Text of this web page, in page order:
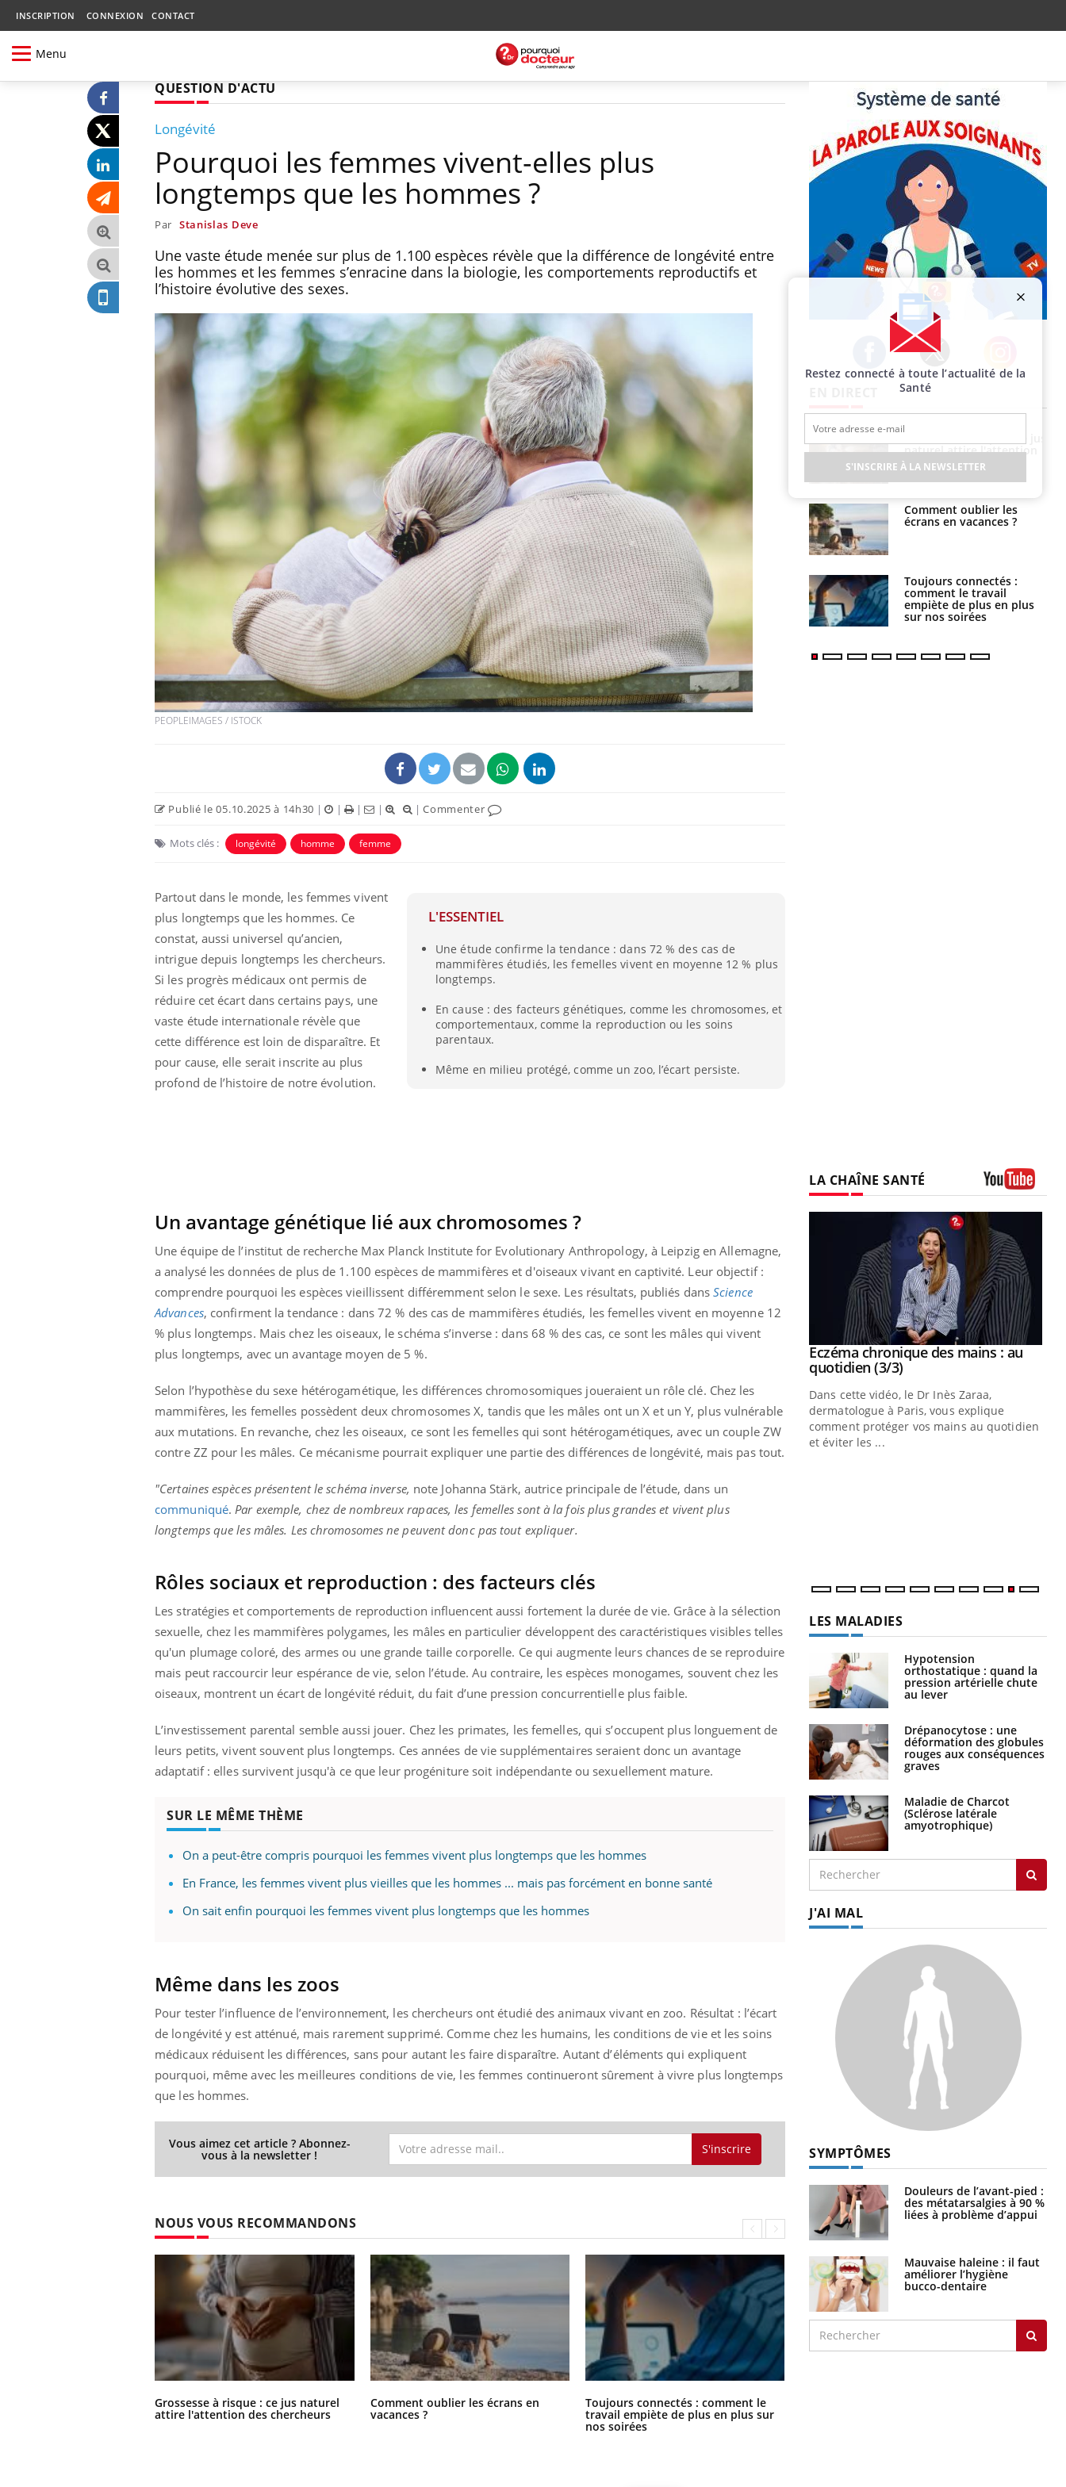
INSCRIPTION CONNEXION CONTACT
Menu
QUESTION D'ACTU
Longévité
Pourquoi les femmes vivent-elles plus
longtemps que les hommes ?
Par Stanislas Deve
Une vaste étude menée sur plus de 1.100 espèces révèle que la différence de longévité entre
les hommes et les femmes s’enracine dans la biologie, les comportements reproductifs et
l’histoire évolutive des sexes.
PEOPLEIMAGES / ISTOCK
Publié le 05.10.2025 à 14h30 | | | | |Commenter
Mots clés : longévité homme femme
L'ESSENTIEL
Une étude confirme la tendance : dans 72 % des cas de
mammifères étudiés, les femelles vivent en moyenne 12 % plus
longtemps.
En cause : des facteurs génétiques, comme les chromosomes, et
comportementaux, comme la reproduction ou les soins
parentaux.
Même en milieu protégé, comme un zoo, l’écart persiste.
Partout dans le monde, les femmes vivent
plus longtemps que les hommes. Ce
constat, aussi universel qu’ancien,
intrigue depuis longtemps les chercheurs.
Si les progrès médicaux ont permis de
réduire cet écart dans certains pays, une
vaste étude internationale révèle que
cette différence est loin de disparaître. Et
pour cause, elle serait inscrite au plus
profond de l’histoire de notre évolution.
Un avantage génétique lié aux chromosomes ?
Une équipe de l’institut de recherche Max Planck Institute for Evolutionary Anthropology, à Leipzig en Allemagne,
a analysé les données de plus de 1.100 espèces de mammifères et d'oiseaux vivant en captivité. Leur objectif :
comprendre pourquoi les espèces vieillissent différemment selon le sexe. Les résultats, publiés dansScience
Advances, confirment la tendance : dans 72 % des cas de mammifères étudiés, les femelles vivent en moyenne 12
% plus longtemps. Mais chez les oiseaux, le schéma s’inverse : dans 68 % des cas, ce sont les mâles qui vivent
plus longtemps, avec un avantage moyen de 5 %.
Selon l’hypothèse du sexe hétérogamétique, les différences chromosomiques joueraient un rôle clé. Chez les
mammifères, les femelles possèdent deux chromosomes X, tandis que les mâles ont un X et un Y, plus vulnérable
aux mutations. En revanche, chez les oiseaux, ce sont les femelles qui sont hétérogamétiques, avec un couple ZW
contre ZZ pour les mâles. Ce mécanisme pourrait expliquer une partie des différences de longévité, mais pas tout.
"Certaines espèces présentent le schéma inverse, note Johanna Stärk, autrice principale de l’étude, dans un
communiqué. Par exemple, chez de nombreux rapaces, les femelles sont à la fois plus grandes et vivent plus
longtemps que les mâles. Les chromosomes ne peuvent donc pas tout expliquer.
Rôles sociaux et reproduction : des facteurs clés
Les stratégies et comportements de reproduction influencent aussi fortement la durée de vie. Grâce à la sélection
sexuelle, chez les mammifères polygames, les mâles en particulier développent des caractéristiques visibles telles
qu'un plumage coloré, des armes ou une grande taille corporelle. Ce qui augmente leurs chances de se reproduire
mais peut raccourcir leur espérance de vie, selon l’étude. Au contraire, les espèces monogames, souvent chez les
oiseaux, montrent un écart de longévité réduit, du fait d’une pression concurrentielle plus faible.
L’investissement parental semble aussi jouer. Chez les primates, les femelles, qui s’occupent plus longuement de
leurs petits, vivent souvent plus longtemps. Ces années de vie supplémentaires seraient donc un avantage
adaptatif : elles survivent jusqu'à ce que leur progéniture soit indépendante ou sexuellement mature.
SUR LE MÊME THÈME
On a peut-être compris pourquoi les femmes vivent plus longtemps que les hommes
En France, les femmes vivent plus vieilles que les hommes ... mais pas forcément en bonne santé
On sait enfin pourquoi les femmes vivent plus longtemps que les hommes
Même dans les zoos
Pour tester l’influence de l’environnement, les chercheurs ont étudié des animaux vivant en zoo. Résultat : l’écart
de longévité y est atténué, mais rarement supprimé. Comme chez les humains, les conditions de vie et les soins
médicaux réduisent les différences, sans pour autant les faire disparaître. Autant d’éléments qui expliquent
pourquoi, même avec les meilleures conditions de vie, les femmes continueront sûrement à vivre plus longtemps
que les hommes.
Vous aimez cet article ? Abonnez-
vous à la newsletter ! S'inscrire
NOUS VOUS RECOMMANDONS
Grossesse à risque : ce jus naturel
attire l'attention des chercheurs
Comment oublier les écrans en
vacances ?
Toujours connectés : comment le
travail empiète de plus en plus sur
nos soirées
Facebook Twitter Instagram
naturel attire l'attention
des chercheurs
Comment oublier les
écrans en vacances ?
Toujours connectés :
comment le travail
empiète de plus en plus
sur nos soirées
LA CHAÎNE SANTÉ
Un « jumeau numérique » pour
faciliter l’accès à la médecine
préventive Youtube
Un établissement lié à un groupe
mutualiste innove en matière de bilan de
numérique » permet ...
Youtube
COUP DE FOOD sur le diabète
nouveau rendez-vous culinaire qui
bouscule les idées reçues ! Dans cet
épisode, une ...
"Les rendez-vous de la santé et de la
qualité de vie au travail" de Pourquoi
Docteur reçoivent Régis Blugeon, DRH et
directeur ...
Youtube
Eczéma chronique des mains : au
quotidien (3/3)Youtube
Dans cette vidéo, le Dr Inès Zaraa,
dermatologue à Paris, vous explique
comment protéger vos mains au quotidien
et éviter les ...
LES MALADIES
Hypotension
orthostatique : quand la
pression artérielle chute
au lever
Drépanocytose : une
déformation des globules
rouges aux conséquences
graves
Maladie de Charcot
(Sclérose latérale
amyotrophique)
J'AI MAL
SYMPTÔMES
Douleurs de l’avant-pied :
des métatarsalgies à 90 %
liées à problème d’appui
Mauvaise haleine : il faut
améliorer l’hygiène
bucco-dentaire
Restez connecté à toute l’actualité de la
Santé
S'INSCRIRE À LA NEWSLETTER